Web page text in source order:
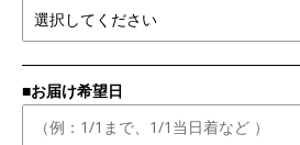
■お届け希望日